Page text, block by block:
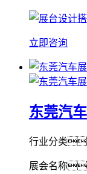
立即咨询
东莞汽
行业分类
展会名称